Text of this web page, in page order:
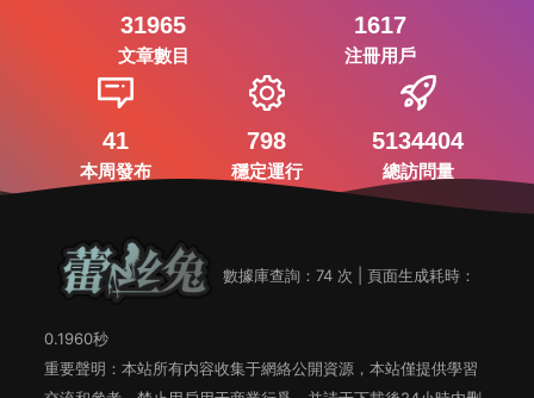
31965
文章數目
1617
注冊用戶
41
本周發布
798
穩定運行
5134404
總訪問量
數據庫查詢：74 次 | 頁面生成耗時：
0.1960秒
重要聲明：本站所有内容收集于網絡公開資源，本站僅提供學習